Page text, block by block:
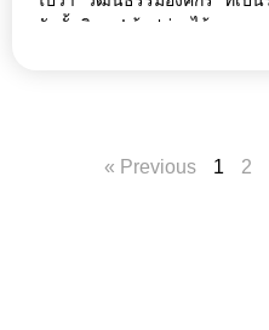
ภัยขั้นวิกฤต! ถ้าปล่อยไว้เฉย ๆ
« Previous 1 2